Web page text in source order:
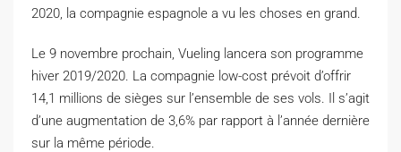
2020, la compagnie espagnole a vu les choses en grand.
Le 9 novembre prochain, Vueling lancera son programme
hiver 2019/2020. La compagnie low-cost prévoit d’offrir
14,1 millions de sièges sur l’ensemble de ses vols. Il s’agit
d’une augmentation de 3,6% par rapport à l’année dernière
sur la même période.